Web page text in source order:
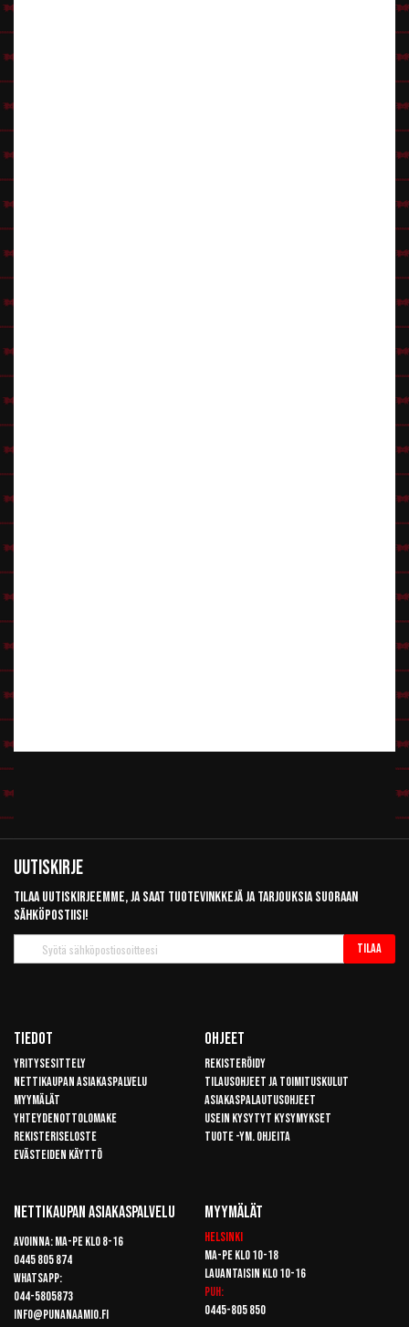
Uutiskirje
Tilaa uutiskirjeemme, ja saat tuotevinkkejä ja tarjouksia suoraan
sähköpostiisi!
uutiskirje
Tilaa
Tiedot
Yritysesittely
Nettikaupan asiakaspalvelu
Myymälät
Yhteydenottolomake
Rekisteriseloste
Evästeiden käyttö
Ohjeet
Rekisteröidy
Tilausohjeet ja toimituskulut
Asiakaspalautusohjeet
Usein kysytyt kysymykset
Tuote -ym. ohjeita
Nettikaupan Asiakaspalvelu
Avoinna: Ma-pe klo 8-16
0445 805 874
Whatsapp:
044-5805873
info@punanaamio.fi
Myymälät
Helsinki
Ma-pe klo 10-18
Lauantaisin klo 10-16
Puh:
0445-805 850